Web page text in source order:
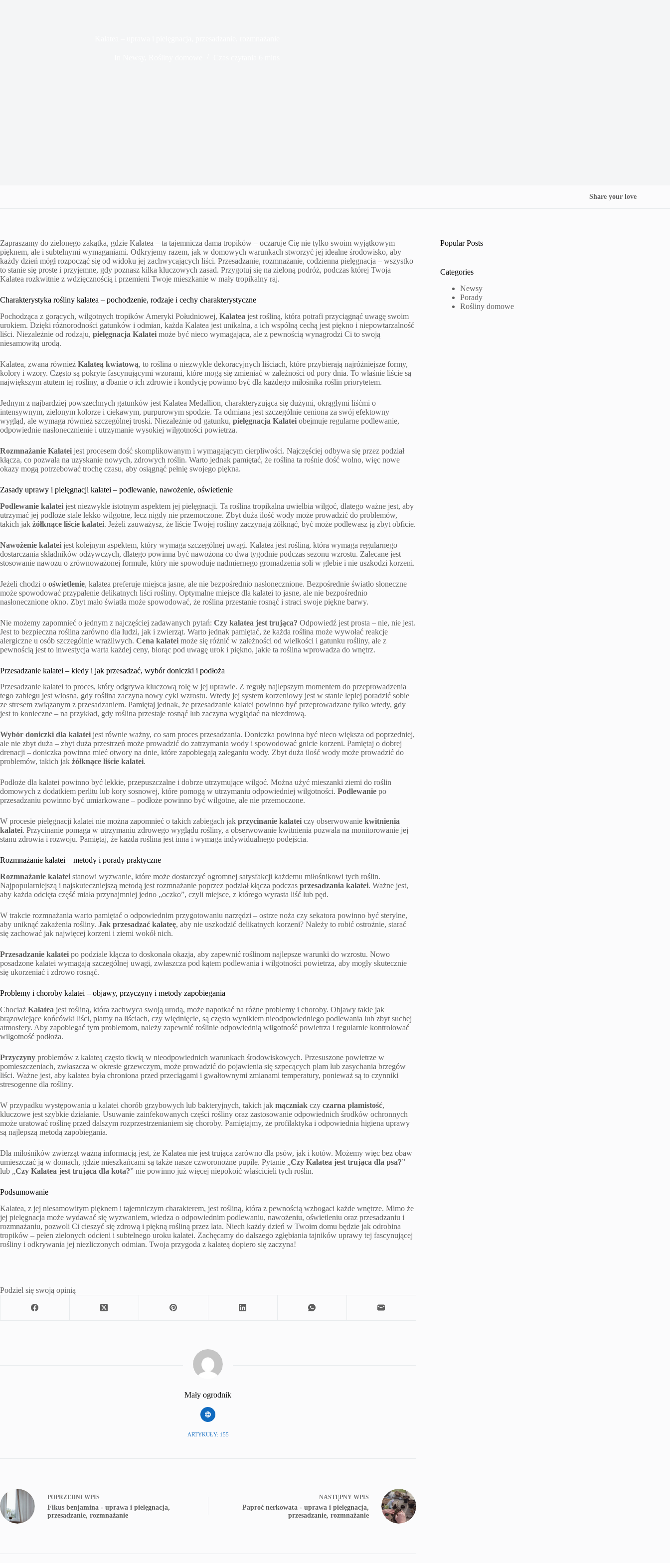
Share your love
Zapraszamy do zielonego zakątka, gdzie Kalatea – ta tajemnicza dama tropików – oczaruje Cię nie tylko swoim wyjątkowym
pięknem, ale i subtelnymi wymaganiami. Odkryjemy razem, jak w domowych warunkach stworzyć jej idealne środowisko, aby
każdy dzień mógł rozpocząć się od widoku jej zachwycających liści. Przesadzanie, rozmnażanie, codzienna pielęgnacja – wszystko
to stanie się proste i przyjemne, gdy poznasz kilka kluczowych zasad. Przygotuj się na zieloną podróż, podczas której Twoja
Kalatea rozkwitnie z wdzięcznością i przemieni Twoje mieszkanie w mały tropikalny raj.
Charakterystyka rośliny kalatea – pochodzenie, rodzaje i cechy charakterystyczne
Pochodząca z gorących, wilgotnych tropików Ameryki Południowej, Kalatea jest rośliną, która potrafi przyciągnąć uwagę swoim
urokiem. Dzięki różnorodności gatunków i odmian, każda Kalatea jest unikalna, a ich wspólną cechą jest piękno i niepowtarzalność
liści. Niezależnie od rodzaju, pielęgnacja Kalatei może być nieco wymagająca, ale z pewnością wynagrodzi Ci to swoją
niesamowitą urodą.
Kalatea, zwana również Kalateą kwiatową, to roślina o niezwykle dekoracyjnych liściach, które przybierają najróżniejsze formy,
kolory i wzory. Często są pokryte fascynującymi wzorami, które mogą się zmieniać w zależności od pory dnia. To właśnie liście są
największym atutem tej rośliny, a dbanie o ich zdrowie i kondycję powinno być dla każdego miłośnika roślin priorytetem.
Jednym z najbardziej powszechnych gatunków jest Kalatea Medallion, charakteryzująca się dużymi, okrągłymi liśćmi o
intensywnym, zielonym kolorze i ciekawym, purpurowym spodzie. Ta odmiana jest szczególnie ceniona za swój efektowny
wygląd, ale wymaga również szczególnej troski. Niezależnie od gatunku, pielęgnacja Kalatei obejmuje regularne podlewanie,
odpowiednie nasłonecznienie i utrzymanie wysokiej wilgotności powietrza.
Rozmnażanie Kalatei jest procesem dość skomplikowanym i wymagającym cierpliwości. Najczęściej odbywa się przez podział
kłącza, co pozwala na uzyskanie nowych, zdrowych roślin. Warto jednak pamiętać, że roślina ta rośnie dość wolno, więc nowe
okazy mogą potrzebować trochę czasu, aby osiągnąć pełnię swojego piękna.
Zasady uprawy i pielęgnacji kalatei – podlewanie, nawożenie, oświetlenie
Podlewanie kalatei jest niezwykle istotnym aspektem jej pielęgnacji. Ta roślina tropikalna uwielbia wilgoć, dlatego ważne jest, aby
utrzymać jej podłoże stale lekko wilgotne, lecz nigdy nie przemoczone. Zbyt duża ilość wody może prowadzić do problemów,
takich jak żółknące liście kalatei. Jeżeli zauważysz, że liście Twojej rośliny zaczynają żółknąć, być może podlewasz ją zbyt obficie.
Nawożenie kalatei jest kolejnym aspektem, który wymaga szczególnej uwagi. Kalatea jest rośliną, która wymaga regularnego
dostarczania składników odżywczych, dlatego powinna być nawożona co dwa tygodnie podczas sezonu wzrostu. Zalecane jest
stosowanie nawozu o zrównoważonej formule, który nie spowoduje nadmiernego gromadzenia soli w glebie i nie uszkodzi korzeni.
Jeżeli chodzi o oświetlenie, kalatea preferuje miejsca jasne, ale nie bezpośrednio nasłonecznione. Bezpośrednie światło słoneczne
może spowodować przypalenie delikatnych liści rośliny. Optymalne miejsce dla kalatei to jasne, ale nie bezpośrednio
nasłonecznione okno. Zbyt mało światła może spowodować, że roślina przestanie rosnąć i straci swoje piękne barwy.
Nie możemy zapomnieć o jednym z najczęściej zadawanych pytań: Czy kalatea jest trująca? Odpowiedź jest prosta – nie, nie jest.
Jest to bezpieczna roślina zarówno dla ludzi, jak i zwierząt. Warto jednak pamiętać, że każda roślina może wywołać reakcje
alergiczne u osób szczególnie wrażliwych. Cena kalatei może się różnić w zależności od wielkości i gatunku rośliny, ale z
pewnością jest to inwestycja warta każdej ceny, biorąc pod uwagę urok i piękno, jakie ta roślina wprowadza do wnętrz.
Przesadzanie kalatei – kiedy i jak przesadzać, wybór doniczki i podłoża
Przesadzanie kalatei to proces, który odgrywa kluczową rolę w jej uprawie. Z reguły najlepszym momentem do przeprowadzenia
tego zabiegu jest wiosna, gdy roślina zaczyna nowy cykl wzrostu. Wtedy jej system korzeniowy jest w stanie lepiej poradzić sobie
ze stresem związanym z przesadzaniem. Pamiętaj jednak, że przesadzanie kalatei powinno być przeprowadzane tylko wtedy, gdy
jest to konieczne – na przykład, gdy roślina przestaje rosnąć lub zaczyna wyglądać na niezdrową.
Wybór doniczki dla kalatei jest równie ważny, co sam proces przesadzania. Doniczka powinna być nieco większa od poprzedniej,
ale nie zbyt duża – zbyt duża przestrzeń może prowadzić do zatrzymania wody i spowodować gnicie korzeni. Pamiętaj o dobrej
drenacji – doniczka powinna mieć otwory na dnie, które zapobiegają zaleganiu wody. Zbyt duża ilość wody może prowadzić do
problemów, takich jak żółknące liście kalatei.
Podłoże dla kalatei powinno być lekkie, przepuszczalne i dobrze utrzymujące wilgoć. Można użyć mieszanki ziemi do roślin
domowych z dodatkiem perlitu lub kory sosnowej, które pomogą w utrzymaniu odpowiedniej wilgotności. Podlewanie po
przesadzaniu powinno być umiarkowane – podłoże powinno być wilgotne, ale nie przemoczone.
W procesie pielęgnacji kalatei nie można zapomnieć o takich zabiegach jak przycinanie kalatei czy obserwowanie kwitnienia
kalatei. Przycinanie pomaga w utrzymaniu zdrowego wyglądu rośliny, a obserwowanie kwitnienia pozwala na monitorowanie jej
stanu zdrowia i rozwoju. Pamiętaj, że każda roślina jest inna i wymaga indywidualnego podejścia.
Rozmnażanie kalatei – metody i porady praktyczne
Rozmnażanie kalatei stanowi wyzwanie, które może dostarczyć ogromnej satysfakcji każdemu miłośnikowi tych roślin.
Najpopularniejszą i najskuteczniejszą metodą jest rozmnażanie poprzez podział kłącza podczas przesadzania kalatei. Ważne jest,
aby każda odcięta część miała przynajmniej jedno „oczko”, czyli miejsce, z którego wyrasta liść lub pęd.
W trakcie rozmnażania warto pamiętać o odpowiednim przygotowaniu narzędzi – ostrze noża czy sekatora powinno być sterylne,
aby uniknąć zakażenia rośliny. Jak przesadzać kalateę, aby nie uszkodzić delikatnych korzeni? Należy to robić ostrożnie, starać
się zachować jak najwięcej korzeni i ziemi wokół nich.
Przesadzanie kalatei po podziale kłącza to doskonała okazja, aby zapewnić roślinom najlepsze warunki do wzrostu. Nowo
posadzone kalatei wymagają szczególnej uwagi, zwłaszcza pod kątem podlewania i wilgotności powietrza, aby mogły skutecznie
się ukorzeniać i zdrowo rosnąć.
Problemy i choroby kalatei – objawy, przyczyny i metody zapobiegania
Chociaż Kalatea jest rośliną, która zachwyca swoją urodą, może napotkać na różne problemy i choroby. Objawy takie jak
brązowiejące końcówki liści, plamy na liściach, czy więdnięcie, są często wynikiem nieodpowiedniego podlewania lub zbyt suchej
atmosfery. Aby zapobiegać tym problemom, należy zapewnić roślinie odpowiednią wilgotność powietrza i regularnie kontrolować
wilgotność podłoża.
Przyczyny problemów z kalateą często tkwią w nieodpowiednich warunkach środowiskowych. Przesuszone powietrze w
pomieszczeniach, zwłaszcza w okresie grzewczym, może prowadzić do pojawienia się szpecących plam lub zasychania brzegów
liści. Ważne jest, aby kalatea była chroniona przed przeciągami i gwałtownymi zmianami temperatury, ponieważ są to czynniki
stresogenne dla rośliny.
W przypadku występowania u kalatei chorób grzybowych lub bakteryjnych, takich jak mączniak czy czarna plamistość,
kluczowe jest szybkie działanie. Usuwanie zainfekowanych części rośliny oraz zastosowanie odpowiednich środków ochronnych
może uratować roślinę przed dalszym rozprzestrzenianiem się choroby. Pamiętajmy, że profilaktyka i odpowiednia higiena uprawy
są najlepszą metodą zapobiegania.
Dla miłośników zwierząt ważną informacją jest, że Kalatea nie jest trująca zarówno dla psów, jak i kotów. Możemy więc bez obaw
umieszczać ją w domach, gdzie mieszkańcami są także nasze czworonożne pupile. Pytanie „Czy Kalatea jest trująca dla psa?”
lub „Czy Kalatea jest trująca dla kota?” nie powinno już więcej niepokoić właścicieli tych roślin.
Podsumowanie
Kalatea, z jej niesamowitym pięknem i tajemniczym charakterem, jest rośliną, która z pewnością wzbogaci każde wnętrze. Mimo że
jej pielęgnacja może wydawać się wyzwaniem, wiedza o odpowiednim podlewaniu, nawożeniu, oświetleniu oraz przesadzaniu i
rozmnażaniu, pozwoli Ci cieszyć się zdrową i piękną rośliną przez lata. Niech każdy dzień w Twoim domu będzie jak odrobina
tropików – pełen zielonych odcieni i subtelnego uroku kalatei. Zachęcamy do dalszego zgłębiania tajników uprawy tej fascynującej
rośliny i odkrywania jej niezliczonych odmian. Twoja przygoda z kalateą dopiero się zaczyna!
Podziel się swoją opinią
Mały ogrodnik
ARTYKUŁY: 155
POPRZEDNI WPIS
Fikus benjamina - uprawa i pielęgnacja,
przesadzanie, rozmnażanie
NASTĘPNY WPIS
Paproć nerkowata - uprawa i pielęgnacja,
przesadzanie, rozmnażanie
Popular Posts
Categories
Newsy
Porady
Rośliny domowe